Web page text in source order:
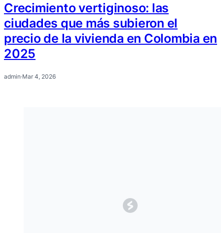
Crecimiento vertiginoso: las
ciudades que más subieron el
precio de la vivienda en Colombia en
2025
admin·Mar 4, 2026